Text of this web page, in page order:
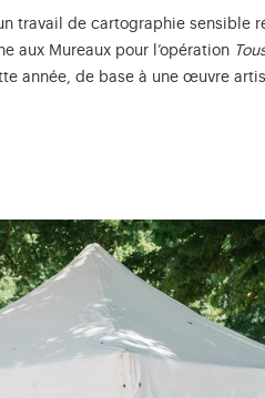
travail de cartographie
aux Mureaux pour l’opération
année, de base à une œuvre